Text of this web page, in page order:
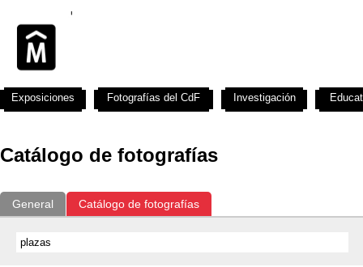
Catálogo de fotografías
General Catálogo de fotografías
Exposiciones Fotografías del CdF Investigación